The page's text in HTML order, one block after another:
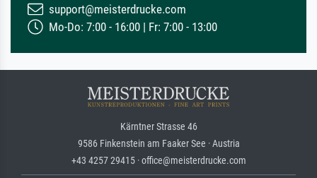
support@meisterdrucke.com
Mo-Do: 7:00 - 16:00 | Fr: 7:00 - 13:00
Kärntner Strasse 46
9586 Finkenstein am Faaker See · Austria
+43 4257 29415 · office@meisterdrucke.com